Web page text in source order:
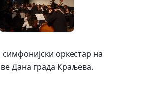
оркестар на
Дана града Краљева.